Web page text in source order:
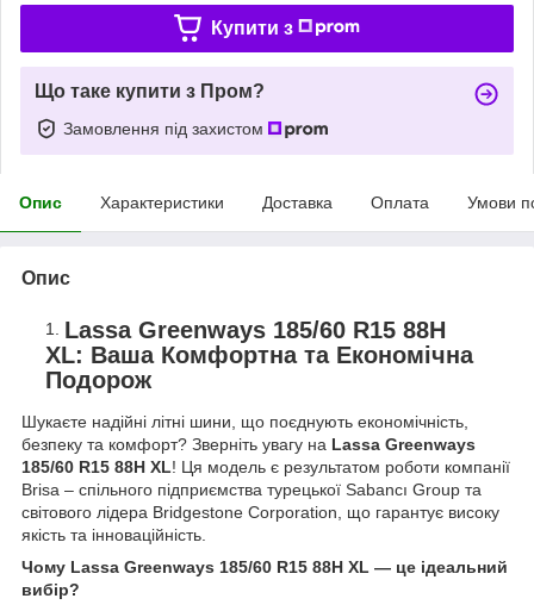
Купити з
Що таке купити з Пром?
Замовлення під захистом
Опис Характеристики Доставка Оплата Умови
Опис
Lassa Greenways 185/60 R15 88H
XL: Ваша Комфортна та Економічна
Подорож
Шукаєте надійні літні шини, що поєднують економічність,
безпеку та комфорт? Зверніть увагу на Lassa Greenways
185/60 R15 88H XL! Ця модель є результатом роботи компанії
Brisa – спільного підприємства турецької Sabancı Group та
світового лідера Bridgestone Corporation, що гарантує високу
якість та інноваційність.
Чому Lassa Greenways 185/60 R15 88H XL — це ідеальний
вибір?